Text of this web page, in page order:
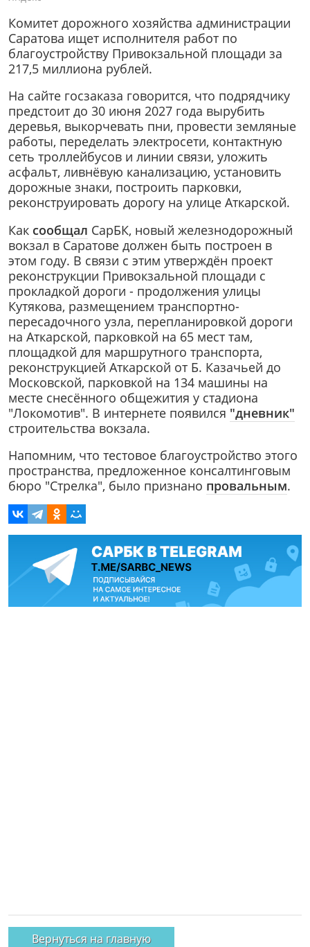
Комитет дорожного хозяйства администрации
Саратова ищет исполнителя работ по
благоустройству Привокзальной площади за
217,5 миллиона рублей.
На сайте госзаказа говорится, что подрядчику
предстоит до 30 июня 2027 года вырубить
деревья, выкорчевать пни, провести земляные
работы, переделать электросети, контактную
сеть троллейбусов и линии связи, уложить
асфальт, ливнёвую канализацию, установить
дорожные знаки, построить парковки,
реконструировать дорогу на улице Аткарской.
Как сообщал СарБК, новый железнодорожный
вокзал в Саратове должен быть построен в
этом году. В связи с этим утверждён проект
реконструкции Привокзальной площади с
прокладкой дороги - продолжения улицы
Кутякова, размещением транспортно-
пересадочного узла, перепланировкой дороги
на Аткарской, парковкой на 65 мест там,
площадкой для маршрутного транспорта,
реконструкцией Аткарской от Б. Казачьей до
Московской, парковкой на 134 машины на
месте снесённого общежития у стадиона
"Локомотив". В интернете появился "дневник"
строительства вокзала.
Напомним, что тестовое благоустройство этого
пространства, предложенное консалтинговым
бюро "Стрелка", было признано провальным.
Вернуться на главную